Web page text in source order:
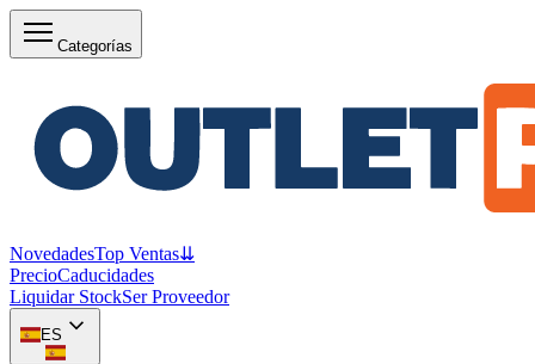
Categorías
NovedadesTop Ventas⇊
PrecioCaducidades
Liquidar StockSer Proveedor
ES